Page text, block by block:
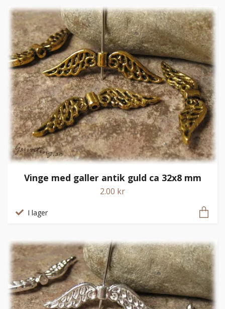
Vinge med galler antik guld ca 32x8 mm
2.00 kr
I lager